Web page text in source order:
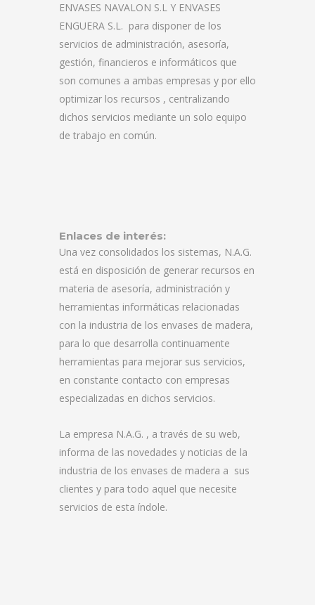
ENVASES NAVALON S.L Y ENVASES
ENGUERA S.L. para disponer de los
servicios de administración, asesoría,
gestión, financieros e informáticos que
son comunes a ambas empresas y por ello
optimizar los recursos , centralizando
dichos servicios mediante un solo equipo
de trabajo en común.
Enlaces de interés:
Una vez consolidados los sistemas, N.A.G.
está en disposición de generar recursos en
materia de asesoría, administración y
herramientas informáticas relacionadas
con la industria de los envases de madera,
para lo que desarrolla continuamente
herramientas para mejorar sus servicios,
en constante contacto con empresas
especializadas en dichos servicios.
La empresa N.A.G. , a través de su web,
informa de las novedades y noticias de la
industria de los envases de madera a sus
clientes y para todo aquel que necesite
servicios de esta índole.